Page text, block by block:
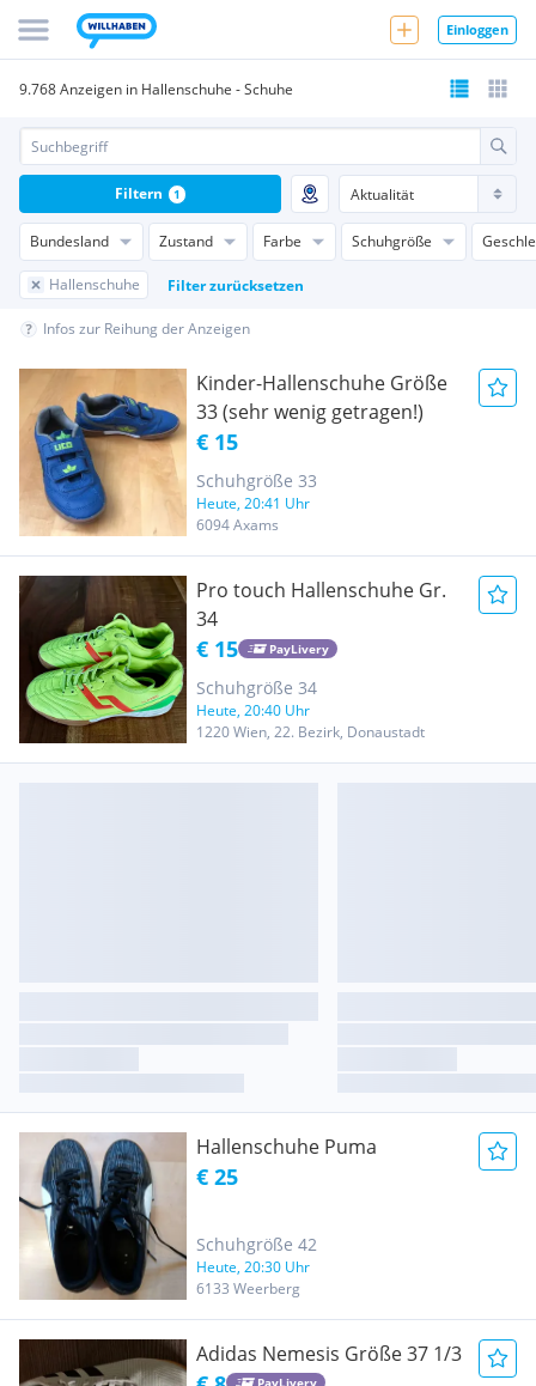
Einloggen
9.768 Anzeigen in Hallenschuhe - Schuhe
Bundesland Zustand Farbe Schuhgröße
Hallenschuhe Filter zurücksetzen
Filtern 1
Infos zur Reihung der Anzeigen
Kinder-Hallenschuhe Größe
33 (sehr wenig getragen!)
€ 15
Schuhgröße 33
Heute, 20:41 Uhr
6094 Axams
Pro touch Hallenschuhe Gr.
34
€ 15 PayLivery
Schuhgröße 34
Heute, 20:40 Uhr
1220 Wien, 22. Bezirk, Donaustadt
Hallenschuhe Puma
€ 25
Schuhgröße 42
Heute, 20:30 Uhr
6133 Weerberg
Adidas Nemesis Größe 37 1/3
PayLivery